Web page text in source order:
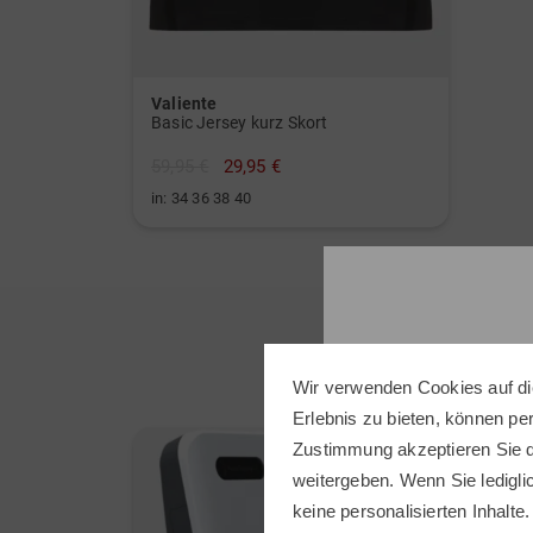
Valiente
Basic Jersey kurz Skort
29,95 €
in: 34 36 38 40
-28%
Wir verwenden Cookies auf
Erlebnis zu bieten, können
Zustimmung akzeptieren Sie
weitergeben. Wenn Sie
keine personalisierten